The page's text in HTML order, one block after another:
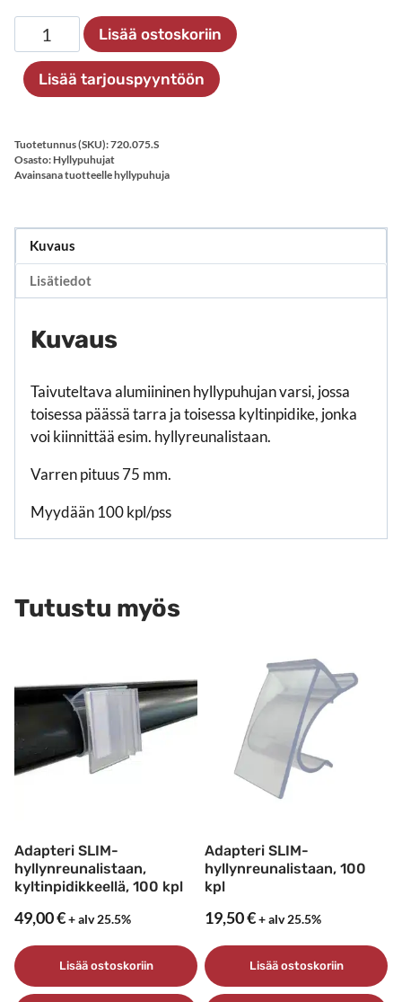
Hyllypuhuja
hyllynreunalistaan
75mm,
100
määrä
Lisää ostoskoriin
Lisää tarjouspyyntöön
Tuotetunnus (SKU):720.075.S
Osasto: Hyllypuhujat
Avainsana tuotteellehyllypuhuja
Kuvaus
Lisätiedot
Kuvaus
Taivuteltava alumiininen hyllypuhujan varsi, jossa
toisessa päässä tarra ja toisessa kyltinpidike, jonka
voi kiinnittää esim. hyllyreunalistaan.
Varren pituus 75 mm.
Myydään 100 kpl/pss
Tutustu myös
Adapteri SLIM-
hyllynreunalistaan,
kyltinpidikkeellä, 100 kpl
49,00€+ alv 25.5%
Lisää ostoskoriin
Adapteri SLIM-
hyllynreunalistaan, 100
kpl
19,50€+ alv 25.5%
Lisää ostoskoriin